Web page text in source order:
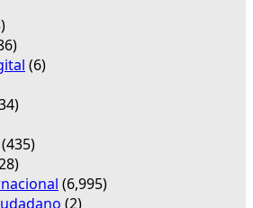
(6)
(435)
(6,995)
(2)